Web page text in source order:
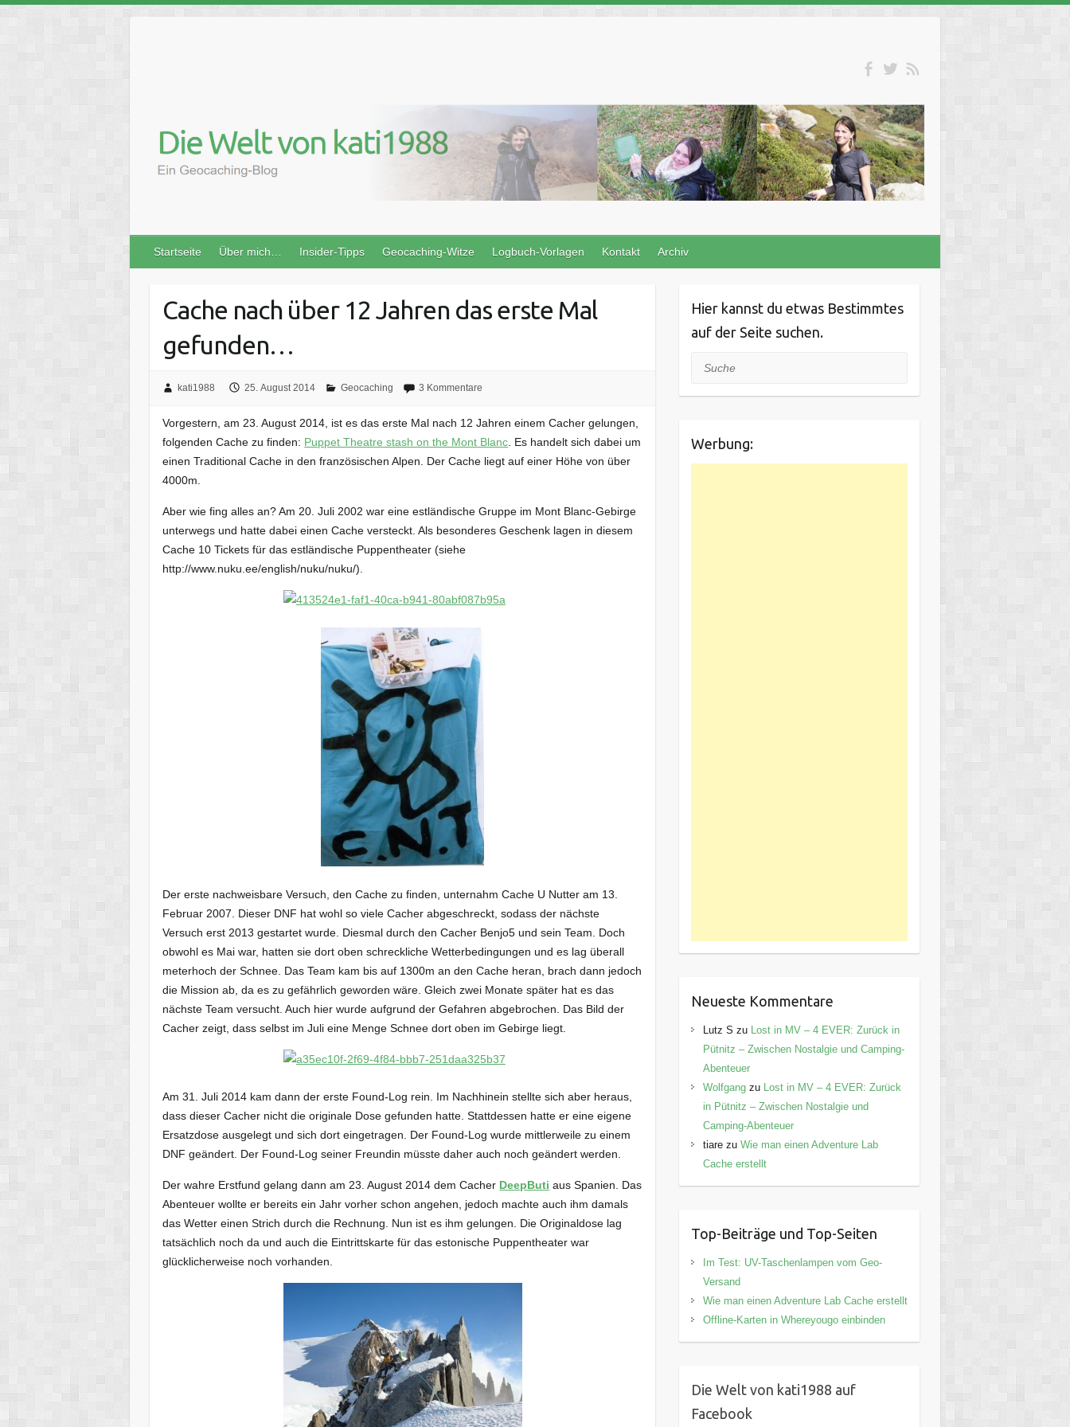
content
Startseite Über mich… Insider-Tipps Geocaching-Witze Logbuch-Vorlagen Kontakt Archiv
Cache nach über 12 Jahren das erste Mal
gefunden…
kati1988 25. August 2014 Geocaching 3 Kommentare
Vorgestern, am 23. August 2014, ist es das erste Mal nach 12 Jahren einem Cacher gelungen,
folgenden Cache zu finden: Puppet Theatre stash on the Mont Blanc. Es handelt sich dabei um
einen Traditional Cache in den französischen Alpen. Der Cache liegt auf einer Höhe von über
4000m.
Aber wie fing alles an? Am 20. Juli 2002 war eine estländische Gruppe im Mont Blanc-Gebirge
unterwegs und hatte dabei einen Cache versteckt. Als besonderes Geschenk lagen in diesem
Cache 10 Tickets für das estländische Puppentheater (siehe
http://www.nuku.ee/english/nuku/nuku/).
Der erste nachweisbare Versuch, den Cache zu finden, unternahm Cache U Nutter am 13.
Februar 2007. Dieser DNF hat wohl so viele Cacher abgeschreckt, sodass der nächste
Versuch erst 2013 gestartet wurde. Diesmal durch den Cacher Benjo5 und sein Team. Doch
obwohl es Mai war, hatten sie dort oben schreckliche Wetterbedingungen und es lag überall
meterhoch der Schnee. Das Team kam bis auf 1300m an den Cache heran, brach dann jedoch
die Mission ab, da es zu gefährlich geworden wäre. Gleich zwei Monate später hat es das
nächste Team versucht. Auch hier wurde aufgrund der Gefahren abgebrochen. Das Bild der
Cacher zeigt, dass selbst im Juli eine Menge Schnee dort oben im Gebirge liegt.
Am 31. Juli 2014 kam dann der erste Found-Log rein. Im Nachhinein stellte sich aber heraus,
dass dieser Cacher nicht die originale Dose gefunden hatte. Stattdessen hatte er eine eigene
Ersatzdose ausgelegt und sich dort eingetragen. Der Found-Log wurde mittlerweile zu einem
DNF geändert. Der Found-Log seiner Freundin müsste daher auch noch geändert werden.
Der wahre Erstfund gelang dann am 23. August 2014 dem Cacher DeepButi aus Spanien. Das
Abenteuer wollte er bereits ein Jahr vorher schon angehen, jedoch machte auch ihm damals
das Wetter einen Strich durch die Rechnung. Nun ist es ihm gelungen. Die Originaldose lag
tatsächlich noch da und auch die Eintrittskarte für das estonische Puppentheater war
glücklicherweise noch vorhanden.
Hier kannst du etwas Bestimmtes
auf der Seite suchen.
Suche
Werbung:
Neueste Kommentare
Lutz S zu
Lost in MV – 4 EVER: Zurück in
Pütnitz – Zwischen Nostalgie und Camping-
Abenteuer
Wolfgangzu
Lost in MV – 4 EVER: Zurück
in Pütnitz – Zwischen Nostalgie und
Camping-Abenteuer
tiarezu Wie man einen Adventure Lab
Cache erstellt
Top-Beiträge und Top-Seiten
Im Test: UV-Taschenlampen vom Geo-
Versand
Wie man einen Adventure Lab Cache erstellt
Offline-Karten in Whereyougo einbinden
Die Welt von kati1988 auf
Facebook